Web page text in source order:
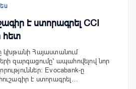
է ստորագրել CCI
հետ
կխթանի Հայաստանում
զարգացումը՝ ապահովելով նոր
Evocabank-ը
է ստորագրել…